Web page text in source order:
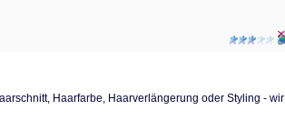
Haarfarbe, Haarverlängerung oder Styling - wir